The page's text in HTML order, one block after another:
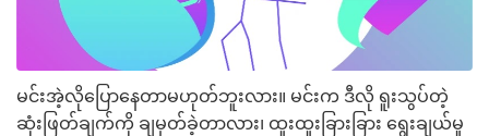
မင်းအဲ့လိုပြောနေတာမဟုတ်ဘူးလား။ မင်းက ဒီလို ရူးသွပ်တဲ့
ဆုံးဖြတ်ချက်ကို ချမှတ်ခဲ့တာလား၊ ထူးထူးခြားခြား ရွေးချယ်မှု